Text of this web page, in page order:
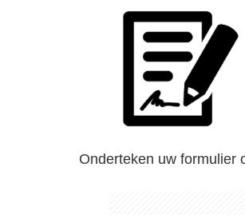
Onderteken uw formulier